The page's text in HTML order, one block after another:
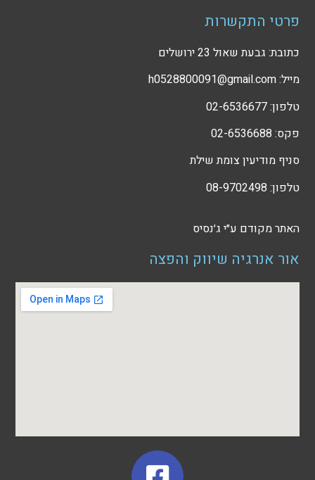
פרטי התקשרות
כתובת: גבעת שאול 23 ירושלים
מייל: h0528800091@gmail.com
טלפון: 02-6536677
פקס: 02-6536688
סניף מודיעין צומת שילת
טלפון: 08-9702498
האתר מקודם ע״י ג׳נסיס
אור אנרגיה שיווק והפצה